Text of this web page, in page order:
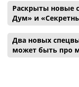
Раскрыты новые
Дум» и
Два новых
может быть про